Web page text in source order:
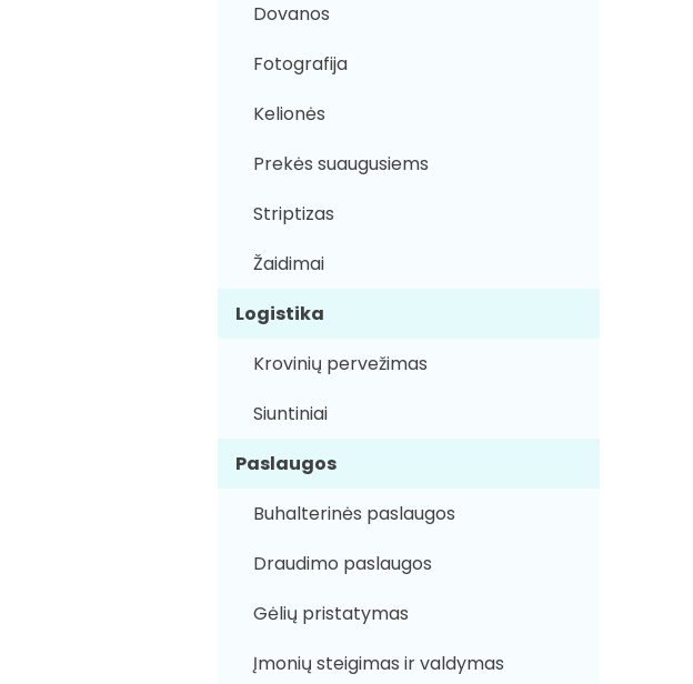
Dovanos
Fotografija
Kelionės
Prekės suaugusiems
Striptizas
Žaidimai
Logistika
Krovinių pervežimas
Siuntiniai
Paslaugos
Buhalterinės paslaugos
Draudimo paslaugos
Gėlių pristatymas
Įmonių steigimas ir valdymas